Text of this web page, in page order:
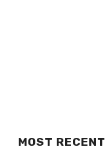
MOST RECENT